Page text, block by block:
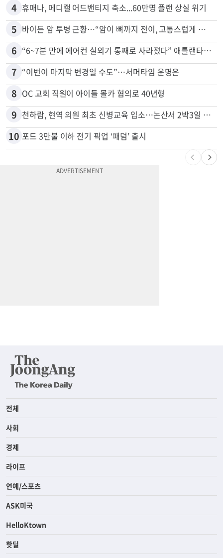
4 휴매나, 메디캘 어드밴티지 축소...60만명 플랜 상실 위기
5 바이든 암 투병 근황…“암이 뼈까지 전이, 고통스럽게 투병 중”
6 “6~7분 만에 에어컨 실외기 통째로 사라졌다” 애틀랜타서 실외기 도난 급증
7 “이번이 마지막 변경일 수도”…서머타임 운명은
8 OC 교회 직원이 아이들 몰카 혐의로 40년형
9 천하람, 현역 의원 최초 신병교육 입소…논산서 2박3일 생활
10 포드 3만불 이하 전기 픽업 ‘패덤’ 출시
전체
사회
경제
라이프
연예/스포츠
ASK미국
HelloKtown
핫딜